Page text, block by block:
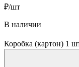
₽/шт
В наличии
Коробка (картон) 1